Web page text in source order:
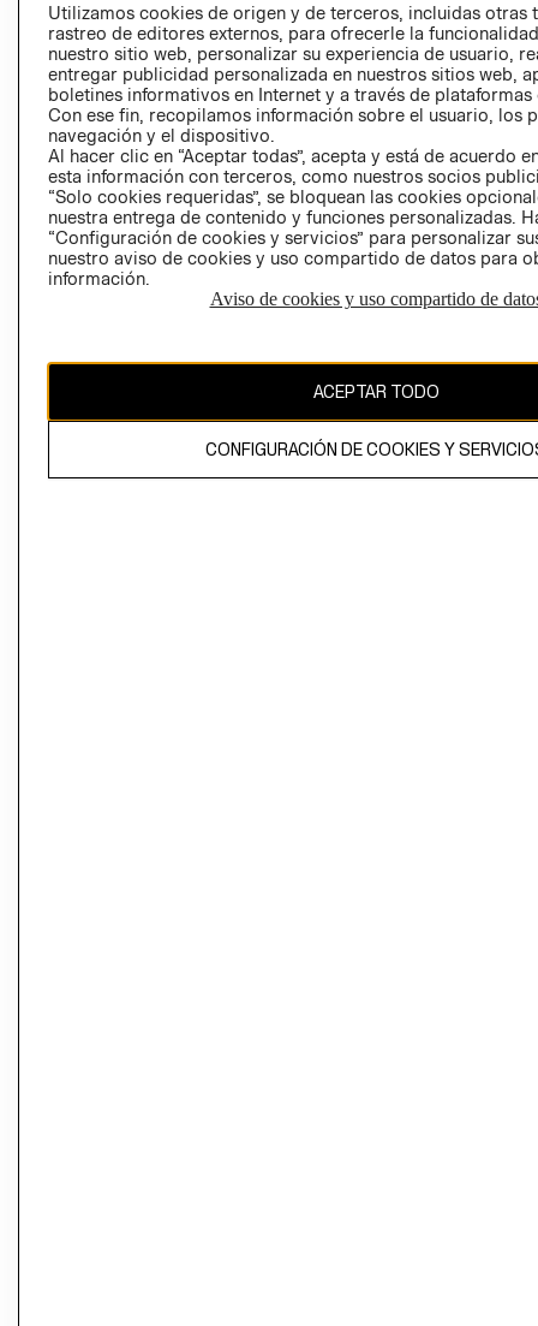
AVISO DE
PRIVACIDAD
AVISO DE
Utilizamos cookies de origen y de terceros, incluidas otras
rastreo de editores externos, para ofrecerle la
nuestro sitio web, personalizar su experiencia de usuario,
entregar publicidad personalizada en nuestros sitios web,
boletines informativos en Internet y a través de plataformas
Con ese fin, recopilamos información sobre el usuario, los
navegación y el dispositivo.
Al hacer clic en “Aceptar todas”, acepta y está de acuerdo
esta información con terceros, como nuestros socios
“Solo cookies requeridas”, se bloquean las cookies
nuestra entrega de contenido y funciones personalizadas.
“Configuración de cookies y servicios” para personalizar
nuestro aviso de cookies y uso compartido de datos para
información.
Aviso de cookies y uso compartido de
ACEPTAR TODO
CONFIGURACIÓN DE COOKIES Y